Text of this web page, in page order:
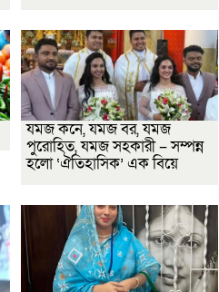
যমজ কনে, যমজ বর, যমজ
পুরোহিত, যমজ সহকারী – সম্পন্ন
হলো ‘ঐতিহাসিক’ এক বিয়ে